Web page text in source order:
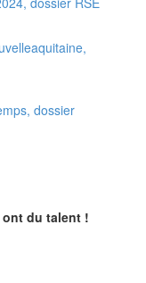
du talent !